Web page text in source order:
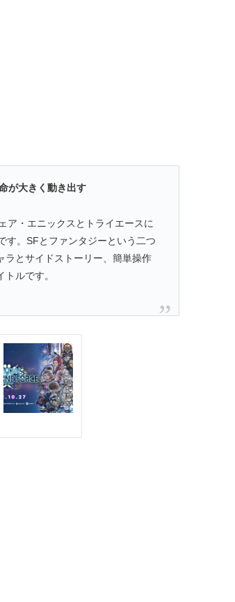
が大きく動き出す
ア・エニックスとトライエースに
す。SFとファンタジーという二つ
ラとサイドストーリー、簡単操作
ルです。